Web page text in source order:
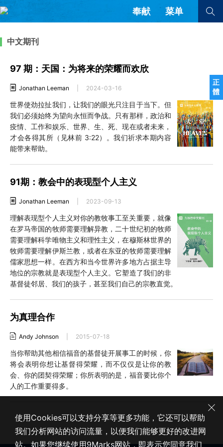
正
體
奉献 菜单
文章 书评 访谈
来信
教会带领 解经式讲道与神学
团契生活与祷告
查看全部
查看全部
隐私条款 其他的模式
简体中文
西班牙语
葡萄牙语
俄语
法语
罗马尼亚语
越南语
意大利语
阿尔巴尼亚语
塞尔维亚语 柬埔寨语
中文期刊
97 期：天国：为将来的荣耀而欢欣
Jonathan Leeman 2024-03-16
世界使劲拉扯我们，让我们的眼光只注目于当下。但
我们必须始终为望向永恒而争战。只有那样，政治和
疫情、工作和娱乐、世界、生、死、现在或者未来，
才会各得其所（见林前 3:22）。我们祈求本期内容
能带来帮助。
91期：教会中的表现型个人主义
Jonathan Leeman 2023-09-13
理解表现型个人主义对你的教牧事工至关重要，就像
在罗马帝国的牧师需要理解异教，二十世纪初的牧师
需要理解科学唯物主义和理性主义，在穆斯林世界的
牧师需要理解伊斯兰教，或者在东亚的牧师需要理解
儒家思想一样。在西方和当今世界许多地方占据主导
地位的宗教就是表现型个人主义。它塑造了我们的非
基督徒邻居、我们的孩子，甚至我们自己的宗教直觉。
为真理合作
Andy Johnson 2015-07-18
当你帮助其他相信福音的基督徒开展事工的时候，你
将会表明你想让基督得荣耀，而不仅仅是让你的教
会、你的团契得荣耀；你所表明的是，福音要比你个
人的工作重要得多。
使用Cookies可以支持分享等更多功能，它还可以帮助
我们分析网站的访问流量，以便我们能够更好的改进网
站。如果您继续使用9Marks网站，即表示您同意我们